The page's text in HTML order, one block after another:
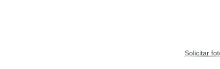
Solicitar